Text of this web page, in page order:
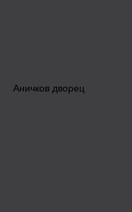
Аничков дворец